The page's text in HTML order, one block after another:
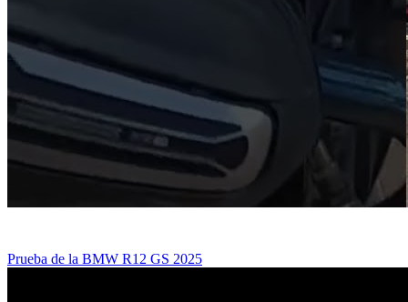
Prueba de la BMW R12 GS 2025